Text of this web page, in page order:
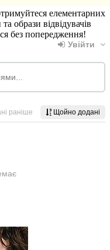
елементарних
образи відвідувачів
без попередження!